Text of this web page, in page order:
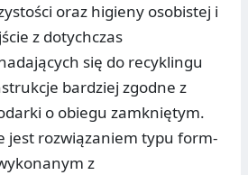
oraz higieny osobistej i
z dotychczas
się do recyklingu
bardziej zgodne z
o obiegu zamkniętym.
jest rozwiązaniem typu form-
z